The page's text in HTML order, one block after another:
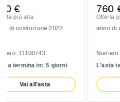
760
Offerta più alta
anno di costruzione 2019
Numero: 11103454
L'asta termina in:
Vai all'asta